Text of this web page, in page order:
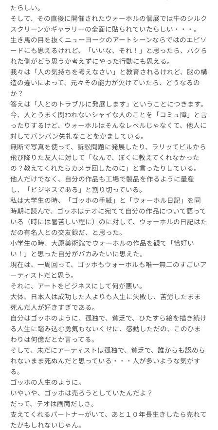
たらしい。
そして、その直後に開催されたウォーホルの個展では牛のシルク
スクリーンがギャラリーの全面に貼られていたらしい・・・。
生き馬の目を抜くニューヨークのアートシーンならではのエピソ
ードにも思えるけれど、「いいな、それ！」と思ったら、パクら
れた側がどう思うか考えずにやった行動にも思える。
我々は「人の気持ちを考えなさい」と教育されるけれど、脳の構
造の違いによって、元々その能力が欠けていたら、どうなるの
か？
答えは「人とのトラブルに発展します」ということにつきます。
今、人とうまく関われないシャイな人のことを「コミュ障」と言
ったりするけど、ウォーホルはそんなレベルじゃなくて、他人に
対してバンバン失礼なことをかましている。
無断で写真を使って、訴訟問題に発展したり、ラリッてビルから
飛び降りた友人に対して「なんで、ぼくに教えてくれなかった
の？教えてくれたらカメラ回したのに」と言ったりしている。
他人だけでなく、自分の作品も工場で製品を作るように量産
し、「ビジネスである」と割り切っている。
私は大学生の時、「ゴッホの手紙」と「ウォーホル日記」を同
時期に読んで、ゴッホはテオに宛てて自分の作品について語って
いる（時には暑苦しい程に）のに対して、ウォーホルの日記はた
だの有名人との交友録だ、と思った。
小学生の時、大原美術館でウォーホルの作品を観て「恰好い
い！」と思った自分がバカみたいに思えた。
現在は、一周回って、ゴッホもウォーホルも唯一無二のすごいア
ーティストだと思う。
それに、アートをビジネスにして何が悪い。
大体、日本人は成功した人よりも人生に失敗し、苦労したまま
死んだ人が好きすぎである。
自分はゴッホのように、孤独で、貧乏で、ひたすら絵を描き続け
る人生に踏み込む勇気もないくせに、感動しただの、このひま
わりは何億だとか言ってる。
そして、未だにアーティストは孤独で、貧乏で、誰からも認めら
れないまま死ぬんだと思っている・・・人が多いような気がす
る。
ゴッホの人生のように。
いやいや、ゴッホは売ろうとしていたんだよ？
だって、テオは画商だしさ。
支えてくれるパートナーがいて、あと１０年長生きしたら売れて
たかもしれないじゃん。